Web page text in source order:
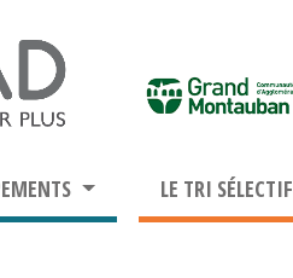
LE TRI SÉLECTIF